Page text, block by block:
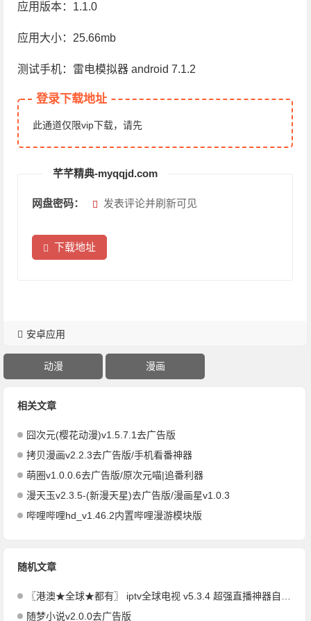
应用版本：1.1.0
应用大小：25.66mb
测试手机：雷电模拟器 android 7.1.2
登录下载地址
此通道仅限vip下载，请先
芊芊精典-myqqjd.com
网盘密码： 发表评论并刷新可见
下载地址
安卓应用
动漫 漫画
相关文章
囧次元(樱花动漫)v1.5.7.1去广告版
拷贝漫画v2.2.3去广告版/手机看番神器
萌圈v1.0.0.6去广告版/原次元喵|追番利器
漫天玉v2.3.5-(新漫天星)去广告版/漫画星v1.0.3
哔哩哔哩hd_v1.46.2内置哔哩漫游模块版
随机文章
〖港澳★全球★都有〗 iptv全球电视 v5.3.4 超强直播神器自定义m3u源
随梦小说v2.0.0去广告版